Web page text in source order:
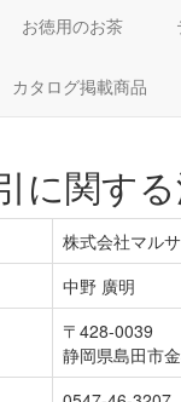
お徳用のお茶
カタログ掲載商品
に関す
株式会社マル
中野 廣明
〒428-0039
静岡県島田市